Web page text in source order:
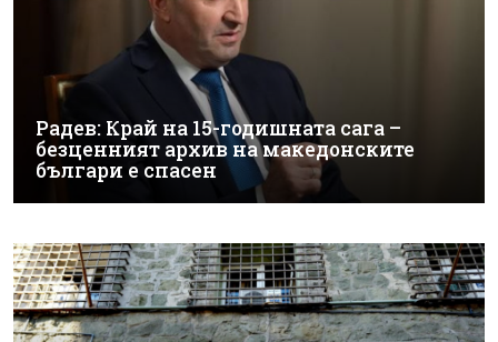
Радев: Край на 15-годишната сага –
безценният архив на македонските
българи е спасен